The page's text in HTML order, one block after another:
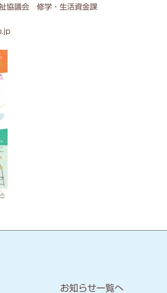
協議会 修学・生活資金課
お知らせ一覧へ